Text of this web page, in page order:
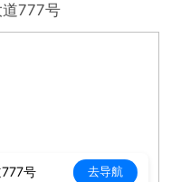
）+岗位补贴（0-20
）+环境补贴
）+环境补贴+丰厚
777号
号 去导航